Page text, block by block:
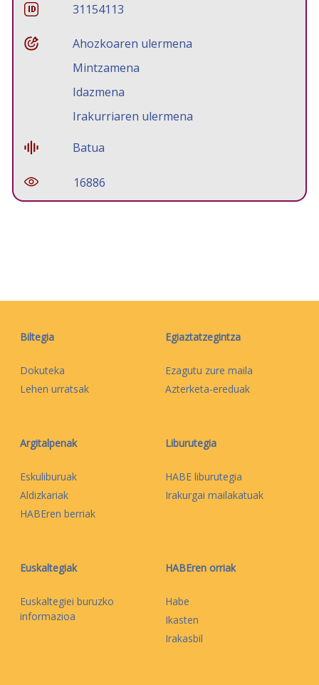
31154113
Ahozkoaren ulermena
Mintzamena
Idazmena
Irakurriaren ulermena
Batua
16886
Biltegia
Dokuteka
Lehen urratsak
Egiaztatzegintza
Ezagutu zure maila
Azterketa-ereduak
Argitalpenak
Eskuliburuak
Aldizkariak
HABEren berriak
Liburutegia
HABE liburutegia
Irakurgai mailakatuak
Euskaltegiak
Euskaltegiei buruzko
informazioa
HABEren orriak
Habe
Ikasten
Irakasbil